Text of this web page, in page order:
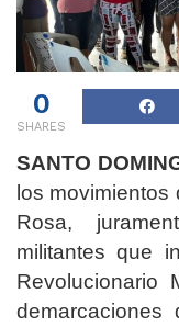
0
SHARES
SANTO
los movimientos
Rosa,
militantes que
Revolucionario
demarcaciones